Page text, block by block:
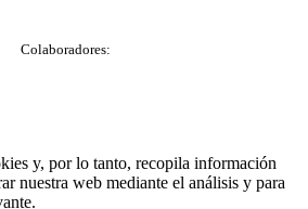
Colaboradores:
y, por lo tanto, recopila información
nuestra web mediante el análisis y para